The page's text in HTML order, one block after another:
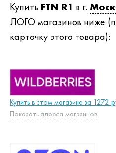
Купить FTN R1 в г.
ЛОГО магазинов ниже
карточку этого товара):
Купить в этом магазине за 1272
Показать адреса магазинов